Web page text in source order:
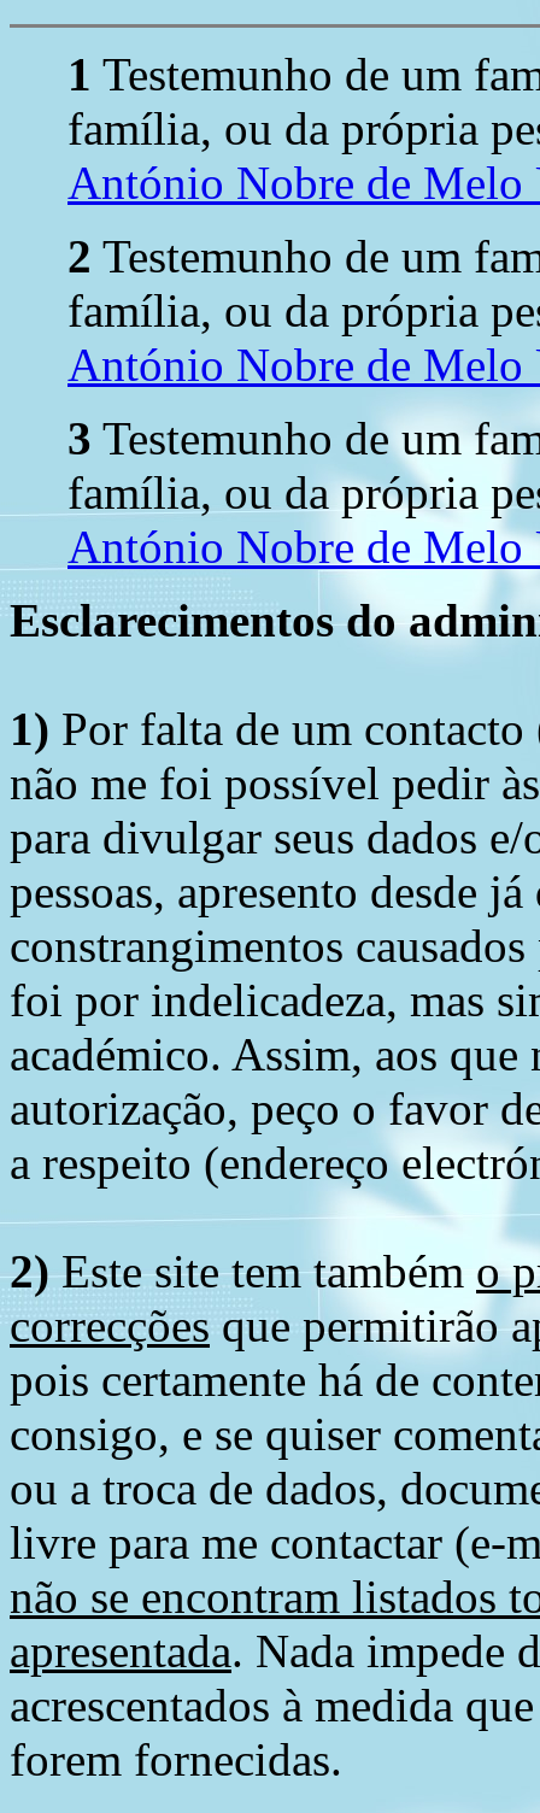
1 Testemunho de um
família, ou da própria
António Nobre de Melo
2 Testemunho de um
família, ou da própria
António Nobre de Melo
3 Testemunho de um
família, ou da própria
António Nobre de Melo
Esclarecimentos do
1) Por falta de um
não me foi possível pedir
para divulgar seus dados
pessoas, apresento desde
constrangimentos
foi por indelicadeza, mas
académico. Assim, aos
autorização, peço o favor
a respeito (endereço
2)Este site tem também o
correcções que permitirão
pois certamente há de
consigo, e se quiser
ou a troca de dados,
livre para me contactar (e-
não se encontram listados
apresentada. Nada impede
acrescentados à medida
forem fornecidas.